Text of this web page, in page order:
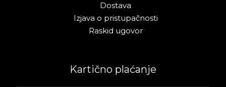
Dostava
Izjava o pristupačnosti
Raskid ugovor
Kartično plaćanje